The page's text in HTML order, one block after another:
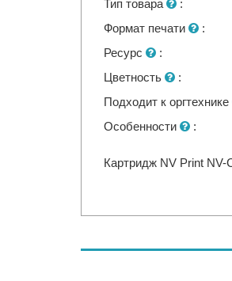
Тип товара :
Формат печати
:
Ресурс
:
Цветность
:
Подходит к оргтехнике
Особенности
:
Картридж NV Print